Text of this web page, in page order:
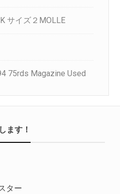
サイズ２MOLLE
75rds Magazine Used
ます！
ター